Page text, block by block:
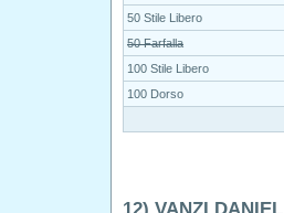
50 Stile Libero
50 Farfalla
100 Stile Libero
100 Dorso
12) VANZI DANIEL